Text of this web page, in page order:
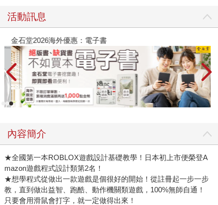
活動訊息
金石堂2026海外優惠：電子書
內容簡介
★全國第一本ROBLOX遊戲設計基礎教學！日本初上市便榮登A
mazon遊戲程式設計類第2名！
★想學程式從做出一款遊戲是個很好的開始！從註冊起一步一步
教，直到做出益智、跑酷、動作機關類遊戲，100%無師自通！
只要會用滑鼠會打字，就一定做得出來！